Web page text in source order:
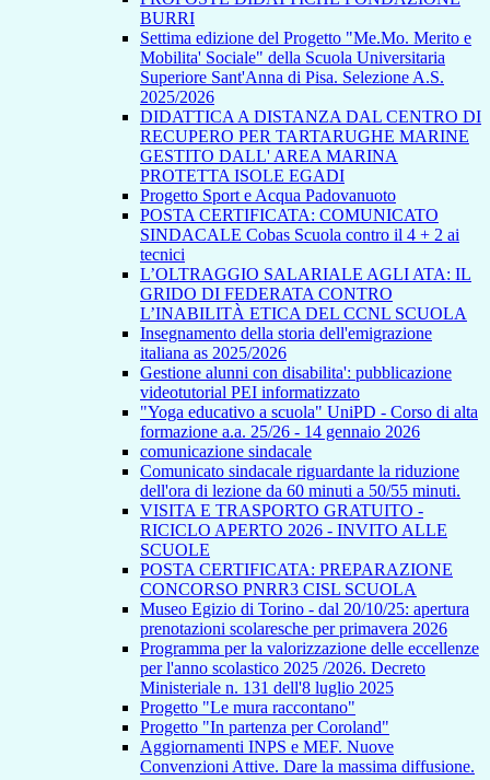
BURRI
Settima edizione del Progetto "Me.Mo. Merito e
Mobilita' Sociale" della Scuola Universitaria
Superiore Sant'Anna di Pisa. Selezione A.S.
2025/2026
DIDATTICA A DISTANZA DAL CENTRO DI
RECUPERO PER TARTARUGHE MARINE
GESTITO DALL' AREA MARINA
PROTETTA ISOLE EGADI
Progetto Sport e Acqua Padovanuoto
POSTA CERTIFICATA: COMUNICATO
SINDACALE Cobas Scuola contro il 4 + 2 ai
tecnici
L’OLTRAGGIO SALARIALE AGLI ATA: IL
GRIDO DI FEDERATA CONTRO
L’INABILITÀ ETICA DEL CCNL SCUOLA
Insegnamento della storia dell'emigrazione
italiana as 2025/2026
Gestione alunni con disabilita': pubblicazione
videotutorial PEI informatizzato
"Yoga educativo a scuola" UniPD - Corso di alta
formazione a.a. 25/26 - 14 gennaio 2026
comunicazione sindacale
Comunicato sindacale riguardante la riduzione
dell'ora di lezione da 60 minuti a 50/55 minuti.
VISITA E TRASPORTO GRATUITO -
RICICLO APERTO 2026 - INVITO ALLE
SCUOLE
POSTA CERTIFICATA: PREPARAZIONE
CONCORSO PNRR3 CISL SCUOLA
Museo Egizio di Torino - dal 20/10/25: apertura
prenotazioni scolaresche per primavera 2026
Programma per la valorizzazione delle eccellenze
per l'anno scolastico 2025 /2026. Decreto
Ministeriale n. 131 dell'8 luglio 2025
Progetto "Le mura raccontano"
Progetto "In partenza per Coroland"
Aggiornamenti INPS e MEF. Nuove
Convenzioni Attive. Dare la massima diffusione.